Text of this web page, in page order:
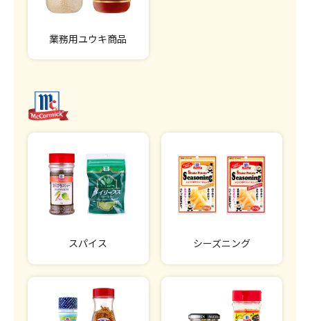
業務用ユウキ商品
スパイス シーズニング